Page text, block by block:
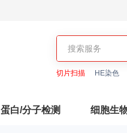
切片扫描 HE染色
蛋白/分子检测 细胞生